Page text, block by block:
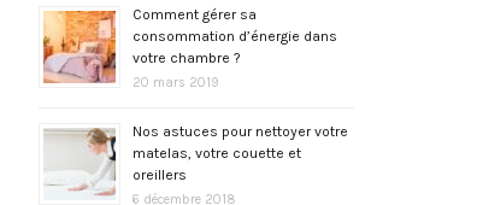
Comment gérer sa
consommation d’énergie dans
votre chambre ?
20 mars 2019
Nos astuces pour nettoyer votre
matelas, votre couette et
oreillers
6 décembre 2018